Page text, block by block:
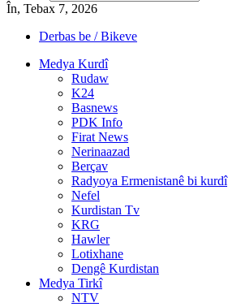
În, Tebax 7, 2026
Derbas be / Bikeve
Medya Kurdî
Rudaw
K24
Basnews
PDK Info
Firat News
Nerinaazad
Berçav
Radyoya Ermenistanê bi kurdî
Nefel
Kurdistan Tv
KRG
Hawler
Lotixhane
Dengê Kurdistan
Medya Tirkî
NTV